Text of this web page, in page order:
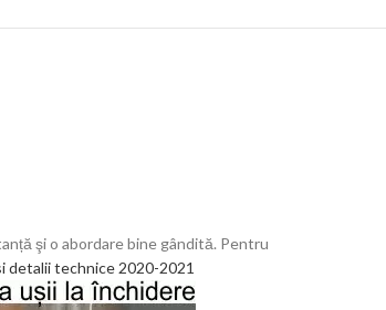
şi o abordare bine gândită. Pentru
detalii technice 2020-2021